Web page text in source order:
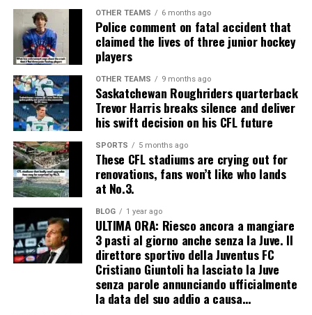
OTHER TEAMS 6 months ago
Police comment on fatal accident that
claimed the lives of three junior hockey
players
OTHER TEAMS 9 months ago
Saskatchewan Roughriders quarterback
Trevor Harris breaks silence and deliver
his swift decision on his CFL future
SPORTS 5 months ago
These CFL stadiums are crying out for
renovations, fans won’t like who lands
at No.3.
BLOG 1 year ago
ULTIMA ORA: Riesco ancora a mangiare
3 pasti al giorno anche senza la Juve. Il
direttore sportivo della Juventus FC
Cristiano Giuntoli ha lasciato la Juve
senza parole annunciando ufficialmente
la data del suo addio a causa…